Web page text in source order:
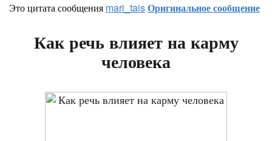
Это цитата сообщения mari_taisОригинальное сообщение
Как речь влияет на карму
человека